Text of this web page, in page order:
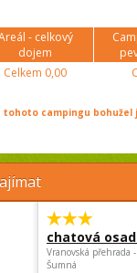
- celkový
dojem
Celkem 0,00
tohoto campingu
chatová
Vranovská přehrada
Šumná